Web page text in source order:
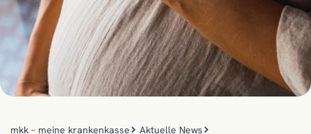
mkk – meine krankenkasse
Aktuelle News